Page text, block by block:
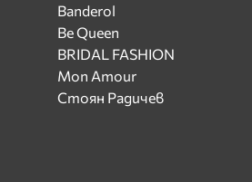
Banderol
Be Queen
BRIDAL FASHION
Mon Amour
Стоян Радичев